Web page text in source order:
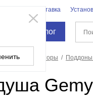
Доставка
Каталог
углы, двери, шторы